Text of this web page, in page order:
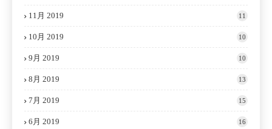
11月 2019 11
10月 2019 10
9月 2019 10
8月 2019 13
7月 2019 15
6月 2019 16